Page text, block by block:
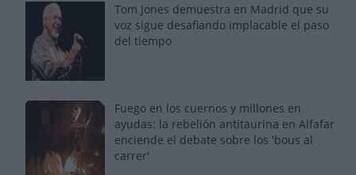
Tom Jones demuestra en Madrid que su
voz sigue desafiando implacable el paso
del tiempo
Fuego en los cuernos y millones en
ayudas: la rebelión antitaurina en Alfafar
enciende el debate sobre los 'bous al
carrer'